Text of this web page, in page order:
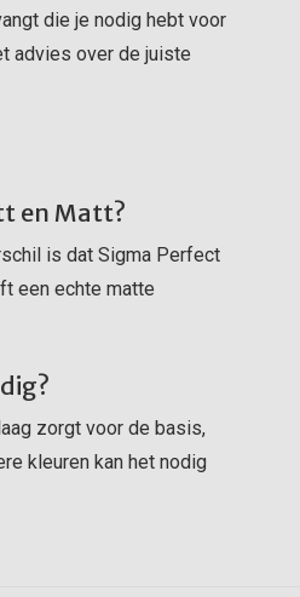
die je nodig hebt voor
advies over de juiste
en Matt?
is dat Sigma Perfect
een echte matte
zorgt voor de basis,
kleuren kan het nodig